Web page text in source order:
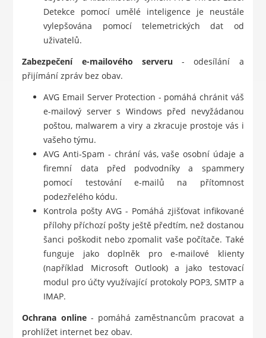
Detekce pomocí umělé inteligence je neustále
vylepšována pomocí telemetrických dat od
uživatelů.
Zabezpečení e-mailového serveru - odesílání a
přijímání zpráv bez obav.
AVG Email Server Protection - pomáhá chránit váš
e-mailový server s Windows před nevyžádanou
poštou, malwarem a viry a zkracuje prostoje vás i
vašeho týmu.
AVG Anti-Spam - chrání vás, vaše osobní údaje a
firemní data před podvodníky a spammery
pomocí testování e-mailů na přítomnost
podezřelého kódu.
Kontrola pošty AVG - Pomáhá zjišťovat infikované
přílohy příchozí pošty ještě předtím, než dostanou
šanci poškodit nebo zpomalit vaše počítače. Také
funguje jako doplněk pro e-mailové klienty
(například Microsoft Outlook) a jako testovací
modul pro účty využívající protokoly POP3, SMTP a
IMAP.
Ochrana online- pomáhá zaměstnancům pracovat a
prohlížet internet bez obav.